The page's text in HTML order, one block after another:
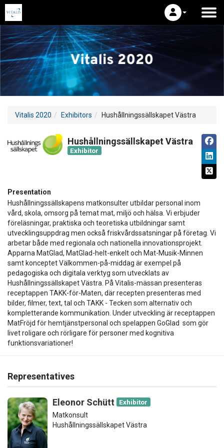
Vitalis 2020 Exhibitors Hushållningssällskapet Västra
Hushållningssällskapet Västra
Exhibitor
Presentation
Hushållningssällskapens matkonsulter utbildar personal inom
vård, skola, omsorg på temat mat, miljö och hälsa. Vi erbjuder
föreläsningar, praktiska och teoretiska utbildningar samt
utvecklingsuppdrag men också friskvårdssatsningar på företag. Vi
arbetar både med regionala och nationella innovationsprojekt.
Apparna MatGlad, MatGlad-helt-enkelt och Mat-Musik-Minnen
samt konceptet Välkommen-på-middag är exempel på
pedagogiska och digitala verktyg som utvecklats av
Hushållningssällskapet Västra. På Vitalis-mässan presenteras
receptappen TAKK-för-Maten, där recepten presenteras med
bilder, filmer, text, tal och TAKK - Tecken som alternativ och
kompletterande kommunikation. Under utveckling är receptappen
MatFröjd för hemtjänstpersonal och spelappen GoGlad som gör
livet roligare och rörligare för personer med kognitiva
funktionsvariationer!
Representatives
Eleonor Schütt
Exhibitor
Matkonsult
Hushållningssällskapet Västra